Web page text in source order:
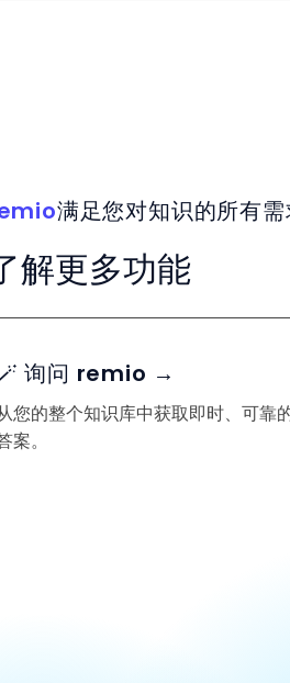
满足您对知识的所有需
解更多功能
询问 remio →
您的整个知识库中获取即时、可靠
案。